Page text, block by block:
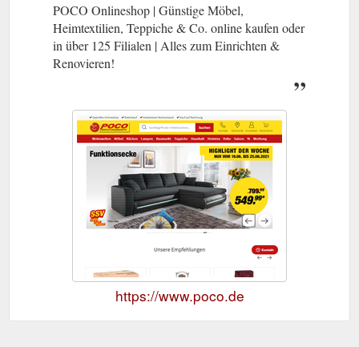
POCO Onlineshop | Günstige Möbel,
Heimtextilien, Teppiche & Co. online kaufen oder
in über 125 Filialen | Alles zum Einrichten &
Renovieren!
https://www.poco.de